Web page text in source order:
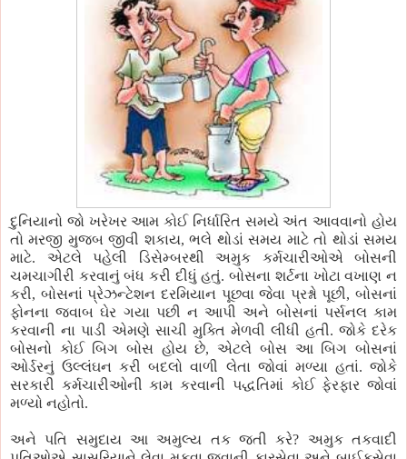
દુનિયાનો જો ખરેખર આમ કોઈ નિર્ધારિત સમયે અંત આવવાનો હોય
તો મરજી મુજબ જીવી શકાય, ભલે થોડાં સમય માટે તો થોડાં સમય
માટે. એટલે પહેલી ડિસેમ્બરથી અમુક કર્મચારીઓએ બોસની
ચમચાગીરી કરવાનું બંધ કરી દીધું હતું. બોસના શર્ટના ખોટા વખાણ ન
કરી, બોસનાં પ્રેઝન્ટેશન દરમિયાન પૂછવા જેવા પ્રશ્નો પૂછી, બોસનાં
ફોનના જવાબ ઘેર ગયા પછી ન આપી અને બોસનાં પર્સનલ કામ
કરવાની ના પાડી એમણે સાચી મુક્તિ મેળવી લીધી હતી. જોકે દરેક
બોસનો કોઈ બિગ બોસ હોય છે, એટલે બોસ આ બિગ બોસનાં
ઓર્ડરનું ઉલ્લંઘન કરી બદલો વાળી લેતા જોવાં મળ્યા હતાં. જોકે
સરકારી કર્મચારીઓની કામ કરવાની પદ્ધતિમાં કોઈ ફેરફાર જોવાં
મળ્યો નહોતો.
અને પતિ સમુદાય આ અમુલ્ય તક જતી કરે? અમુક તકવાદી